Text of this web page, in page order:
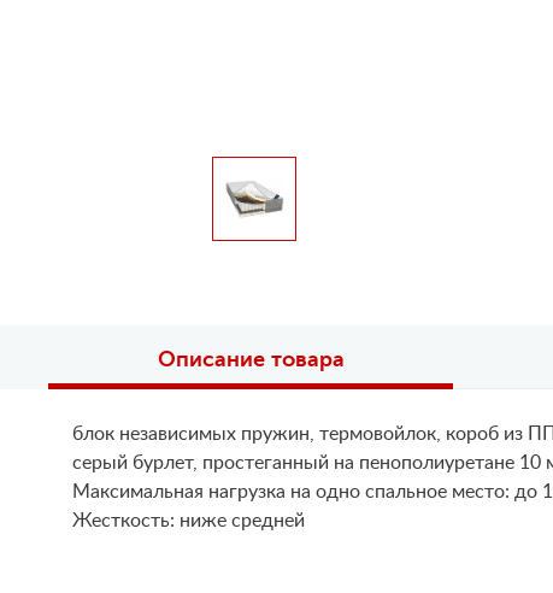
Описание товара
блок независимых пружин, термовойлок, короб из
серый бурлет, простеганный на пенополиуретане
Maксимальная нагрузка на одно спальное место: до
Жесткость: ниже средней